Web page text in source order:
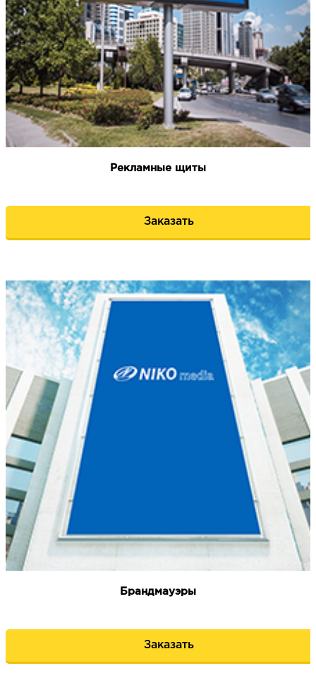
НАПИСАТЬ НАМ
Рекламные щиты
Заказать
Брандмауэры
Заказать